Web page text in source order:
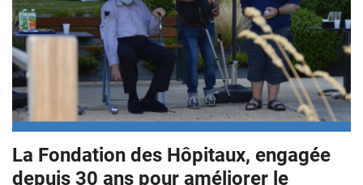
jouant
à
La Fondation des Hôpitaux, engagée
depuis 30 ans pour améliorer le